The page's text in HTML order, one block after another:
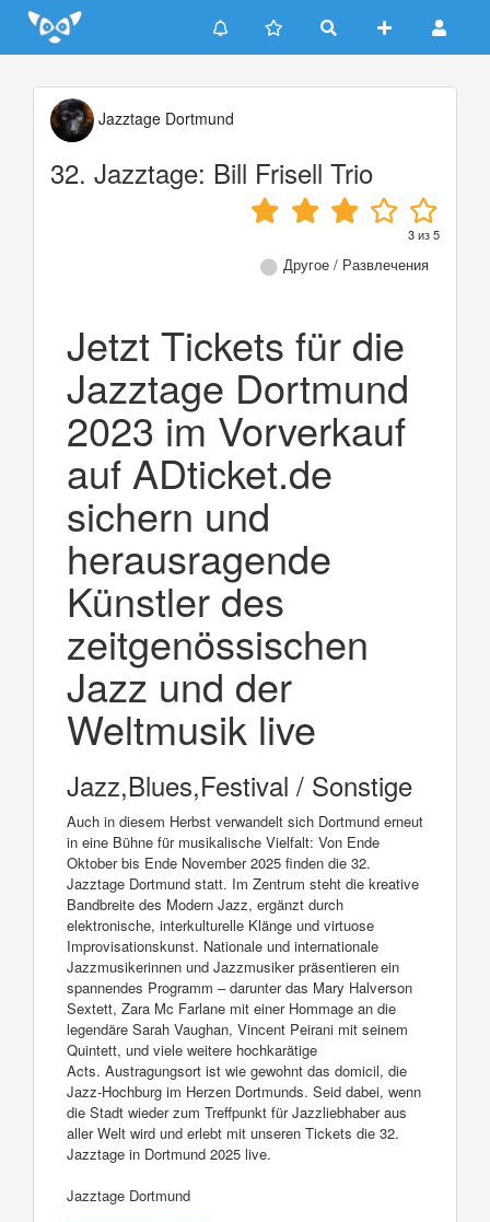
Update cookies preferences
Jazztage Dortmund
32. Jazztage: Bill Frisell Trio
3из5
Другое / Развлечения
Jetzt Tickets für die
Jazztage Dortmund
2023 im Vorverkauf
auf ADticket.de
sichern und
herausragende
Künstler des
zeitgenössischen
Jazz und der
Weltmusik live
Jazz,Blues,Festival / Sonstige
Auch in diesem Herbst verwandelt sich Dortmund erneut
in eine Bühne für musikalische Vielfalt: Von Ende
Oktober bis Ende November 2025 finden die 32.
Jazztage Dortmund statt. Im Zentrum steht die kreative
Bandbreite des Modern Jazz, ergänzt durch
elektronische, interkulturelle Klänge und virtuose
Improvisationskunst. Nationale und internationale
Jazzmusikerinnen und Jazzmusiker präsentieren ein
spannendes Programm – darunter das Mary Halverson
Sextett, Zara Mc Farlane mit einer Hommage an die
legendäre Sarah Vaughan, Vincent Peirani mit seinem
Quintett, und viele weitere hochkarätige
Acts. Austragungsort ist wie gewohnt das domicil, die
Jazz-Hochburg im Herzen Dortmunds. Seid dabei, wenn
die Stadt wieder zum Treffpunkt für Jazzliebhaber aus
aller Welt wird und erlebt mit unseren Tickets die 32.
Jazztage in Dortmund 2025 live.
Jazztage Dortmund